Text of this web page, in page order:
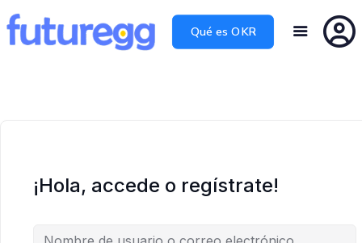
Qué es OKR
¡Hola, accede o regístrate!